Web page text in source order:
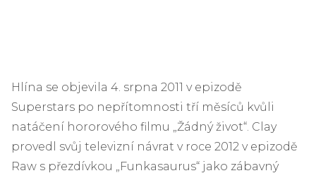
Hlína se objevila 4. srpna 2011 v epizodě
Superstars po nepřítomnosti tří měsíců kvůli
natáčení hororového filmu „Žádný život“. Clay
provedl svůj televizní návrat v roce 2012 v epizodě
Raw s přezdívkou „Funkasaurus“ jako zábavný